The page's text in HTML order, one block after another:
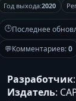
Год выхода:2020
🕒Последнее
💬Комментариев:0
Разработчик
Издатель: